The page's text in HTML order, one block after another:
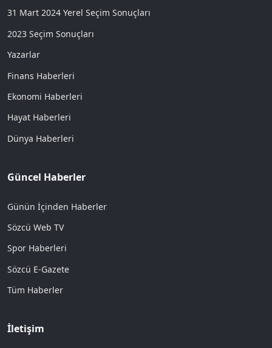
31 Mart 2024 Yerel Seçim Sonuçları
2023 Seçim Sonuçları
Yazarlar
Finans Haberleri
Ekonomi Haberleri
Hayat Haberleri
Dünya Haberleri
Güncel Haberler
Günün İçinden Haberler
Sözcü Web TV
Spor Haberleri
Sözcü E-Gazete
Tüm Haberler
İletişim